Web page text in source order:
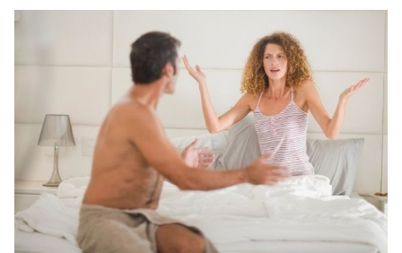
się, że niektóre znaki astrologiczne zwyczajnie nie
powinny być razem. Niektóre znaki zodiaku nie
powinny być razem, bo jest bardzo mała szansa
na to, że stworzą trwały, szczęśliwy i zdrowy
związek. Poniżej przedstawiamy zestawienia par,
które są przepisem na burzliwe rozstanie.